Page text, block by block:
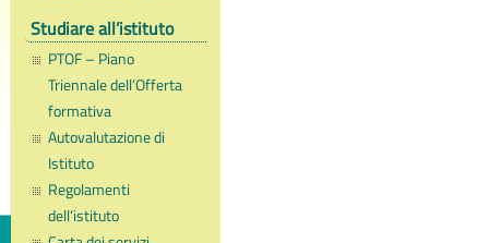
Studiare all’istituto
PTOF – Piano
Triennale dell’Offerta
formativa
Autovalutazione di
Istituto
Regolamenti
dell’istituto